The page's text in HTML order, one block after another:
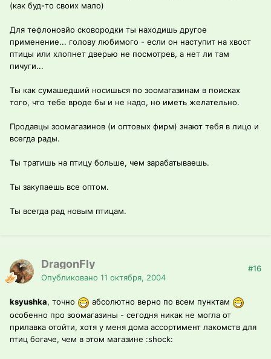
(как буд-то своих мало)
Для тефлоновйо сковородки ты находишь другое
применение... голову любимого - если он наступит на хвост
птицы или хлопнет дверью не посмотрев, а нет ли там
пичуги...
Ты как сумашедший носишься по зоомагазинам в поисках
того, что тебе вроде бы и не надо, но иметь желательно.
Продавцы зоомагазинов (и оптовых фирм) знают тебя в лицо и
всегда рады.
Ты тратишь на птицу больше, чем зарабатываешь.
Ты закупаешь все оптом.
Ты всегда рад новым птицам.
DragonFly
Опубликовано 11 октября, 2004
#16
ksyushka, точно
абсолютно верно по всем пунктам
особенно про зоомагазины - сегодня никак не могла от
прилавка отойти, хотя у меня дома ассортимент лакомств для
птиц богаче, чем в этом магазине :shock: